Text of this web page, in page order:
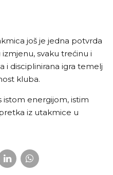
još je jedna potvrda
svaku trećinu i
i disciplinirana igra temelj
kluba.
istom energijom, istim
iz utakmice u